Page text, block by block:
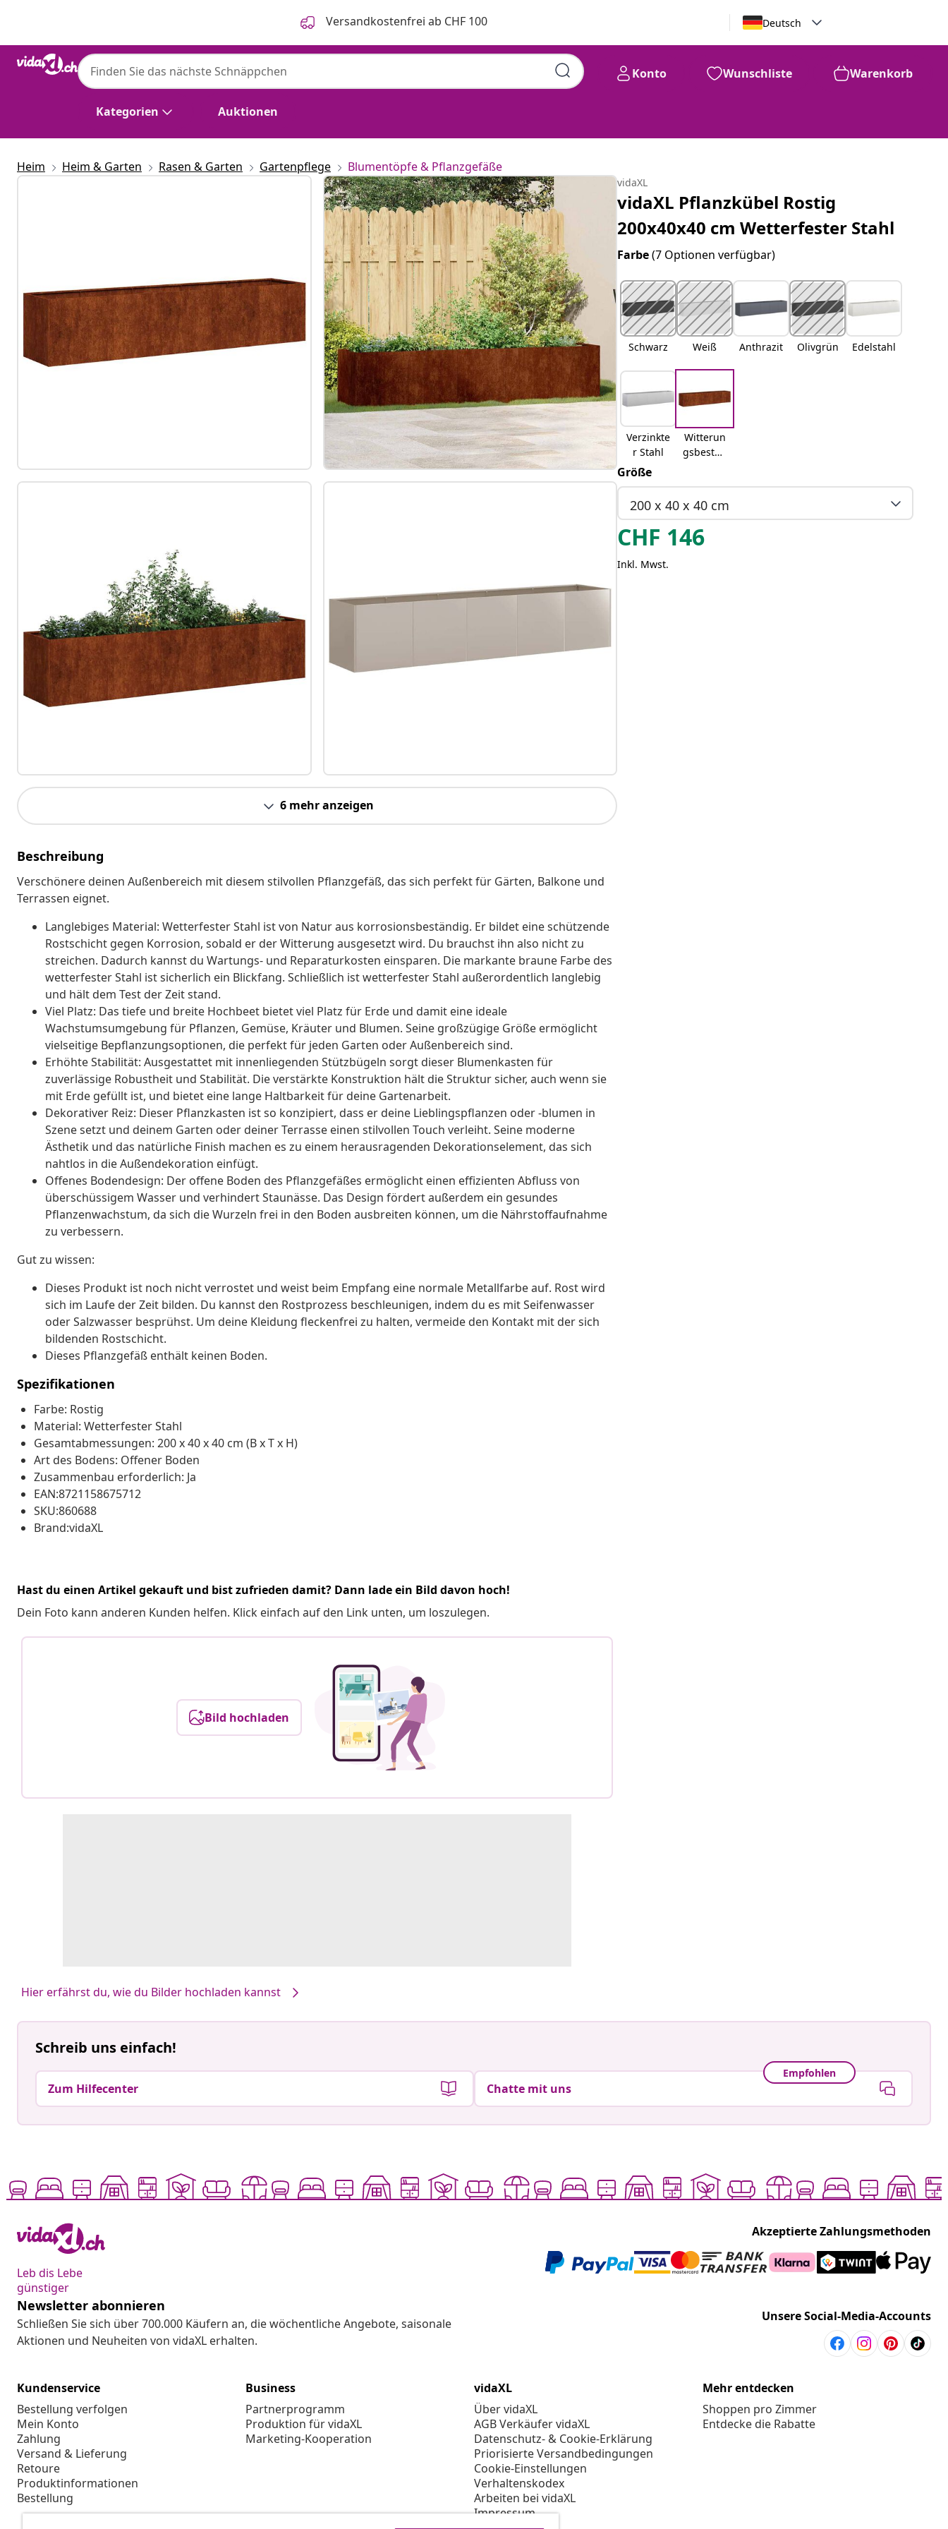
Versandkostenfrei ab CHF 100 Deutsch
Kategorien Auktionen
Konto Wunschliste Warenkorb
Heim Heim & Garten Rasen & Garten Gartenpflege Blumentöpfe & Pflanzgefäße
6 mehr anzeigen
Beschreibung
Verschönere deinen Außenbereich mit diesem stilvollen Pflanzgefäß, das sich perfekt für Gärten, Balkone und
Terrassen eignet.
Langlebiges Material: Wetterfester Stahl ist von Natur aus korrosionsbeständig. Er bildet eine schützende
Rostschicht gegen Korrosion, sobald er der Witterung ausgesetzt wird. Du brauchst ihn also nicht zu
streichen. Dadurch kannst du Wartungs- und Reparaturkosten einsparen. Die markante braune Farbe des
wetterfester Stahl ist sicherlich ein Blickfang. Schließlich ist wetterfester Stahl außerordentlich langlebig
und hält dem Test der Zeit stand.
Viel Platz: Das tiefe und breite Hochbeet bietet viel Platz für Erde und damit eine ideale
Wachstumsumgebung für Pflanzen, Gemüse, Kräuter und Blumen. Seine großzügige Größe ermöglicht
vielseitige Bepflanzungsoptionen, die perfekt für jeden Garten oder Außenbereich sind.
Erhöhte Stabilität: Ausgestattet mit innenliegenden Stützbügeln sorgt dieser Blumenkasten für
zuverlässige Robustheit und Stabilität. Die verstärkte Konstruktion hält die Struktur sicher, auch wenn sie
mit Erde gefüllt ist, und bietet eine lange Haltbarkeit für deine Gartenarbeit.
Dekorativer Reiz: Dieser Pflanzkasten ist so konzipiert, dass er deine Lieblingspflanzen oder -blumen in
Szene setzt und deinem Garten oder deiner Terrasse einen stilvollen Touch verleiht. Seine moderne
Ästhetik und das natürliche Finish machen es zu einem herausragenden Dekorationselement, das sich
nahtlos in die Außendekoration einfügt.
Offenes Bodendesign: Der offene Boden des Pflanzgefäßes ermöglicht einen effizienten Abfluss von
überschüssigem Wasser und verhindert Staunässe. Das Design fördert außerdem ein gesundes
Pflanzenwachstum, da sich die Wurzeln frei in den Boden ausbreiten können, um die Nährstoffaufnahme
zu verbessern.
Gut zu wissen:
Dieses Produkt ist noch nicht verrostet und weist beim Empfang eine normale Metallfarbe auf. Rost wird
sich im Laufe der Zeit bilden. Du kannst den Rostprozess beschleunigen, indem du es mit Seifenwasser
oder Salzwasser besprühst. Um deine Kleidung fleckenfrei zu halten, vermeide den Kontakt mit der sich
bildenden Rostschicht.
Dieses Pflanzgefäß enthält keinen Boden.
Spezifikationen
Farbe: Rostig
Material: Wetterfester Stahl
Gesamtabmessungen: 200 x 40 x 40 cm (B x T x H)
Art des Bodens: Offener Boden
Zusammenbau erforderlich: Ja
EAN:8721158675712
SKU:860688
Brand:vidaXL
Hast du einen Artikel gekauft und bist zufrieden damit? Dann lade ein Bild davon hoch!
Dein Foto kann anderen Kunden helfen. Klick einfach auf den Link unten, um loszulegen.
Bild hochladen
Hier erfährst du, wie du Bilder hochladen kannst
vidaXL
vidaXL Pflanzkübel Rostig
200x40x40 cm Wetterfester Stahl
Farbe(7 Optionen verfügbar)
Schwarz Weiß Anthrazit Olivgrün Edelstahl
Verzinkte
r Stahl
Witterun
gsbestän
Größe
200 x 40 x 40 cm
CHF 146
Inkl. Mwst.
Schreib uns einfach!
Zum Hilfecenter
Empfohlen
Chatte mit uns
Leb dis Lebe
günstiger
Akzeptierte Zahlungsmethoden
Newsletter abonnieren
Schließen Sie sich über 700.000 Käufern an, die wöchentliche Angebote, saisonale
Aktionen und Neuheiten von vidaXL erhalten.
Unsere Social-Media-Accounts
Kundenservice
Bestellung verfolgen
Mein Konto
Zahlung
Versand & Lieferung
Retoure
Produktinformationen
Bestellung
Business
Partnerprogramm
Produktion für vidaXL
Marketing-Kooperation
vidaXL
Über vidaXL
AGB Verkäufer vidaXL
Datenschutz- & Cookie-Erklärung
Priorisierte Versandbedingungen
Cookie-Einstellungen
Verhaltenskodex
Arbeiten bei vidaXL
Impressum
Mehr entdecken
Shoppen pro Zimmer
Entdecke die Rabatte